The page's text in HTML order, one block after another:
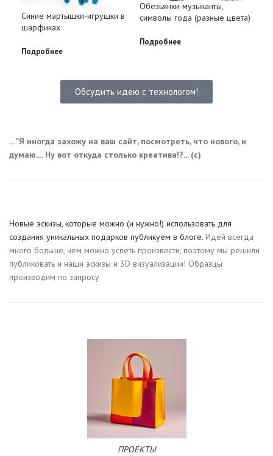
Синие мартышки-игрушки в
шарфиках
Подробнее
Обезьянки-музыканты,
символы года (разные цвета)
Подробнее
Обсудить идею с технологом!
... "Я иногда захожу на ваш сайт, посмотреть, что нового, и
думаю.... Ну вот откуда столько креатива!?... (с)
Новые эскизы, которые можно (и нужно!) использовать для
создания уникальных подарков публикуем в блоге. Идей всегда
много больше, чем можно успеть произвести, поэтому мы решили
публиковать и наши эскизы и 3D визуализации! Образцы
производим по запросу
ПРОЕКТЫ